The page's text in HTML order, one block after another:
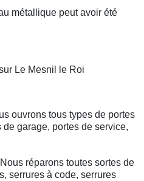
métallique peut avoir été
Le Mesnil le Roi
ouvrons tous types de portes
garage, portes de service,
réparons toutes sortes de
serrures à code, serrures